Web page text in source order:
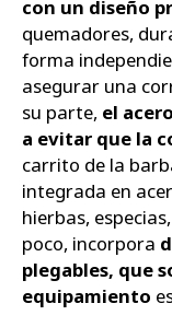
con un diseño
quemadores,
forma
asegurar una
su parte, el
a evitar que la
carrito de la
integrada en
hierbas,
poco, incorpora
plegables, que
equipamiento